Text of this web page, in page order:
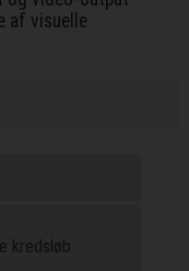
af visuelle
kredsløb